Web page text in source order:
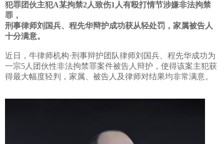
犯罪团伙主犯A某拘禁2人致伤1 人有殴打情节涉嫌非法拘禁
罪，
刑事律师刘国兵、程先华辩护成功获从轻处罚，家属被告人
十分满意。
近日，牛律师机构·刑事辩护团队律师刘国兵、程先华成功为
一宗5 人团伙性非法拘禁罪案件被告人辩护，使得该案主犯获
得最大幅度轻判，家属、被告人及律师对结果均非常满意。